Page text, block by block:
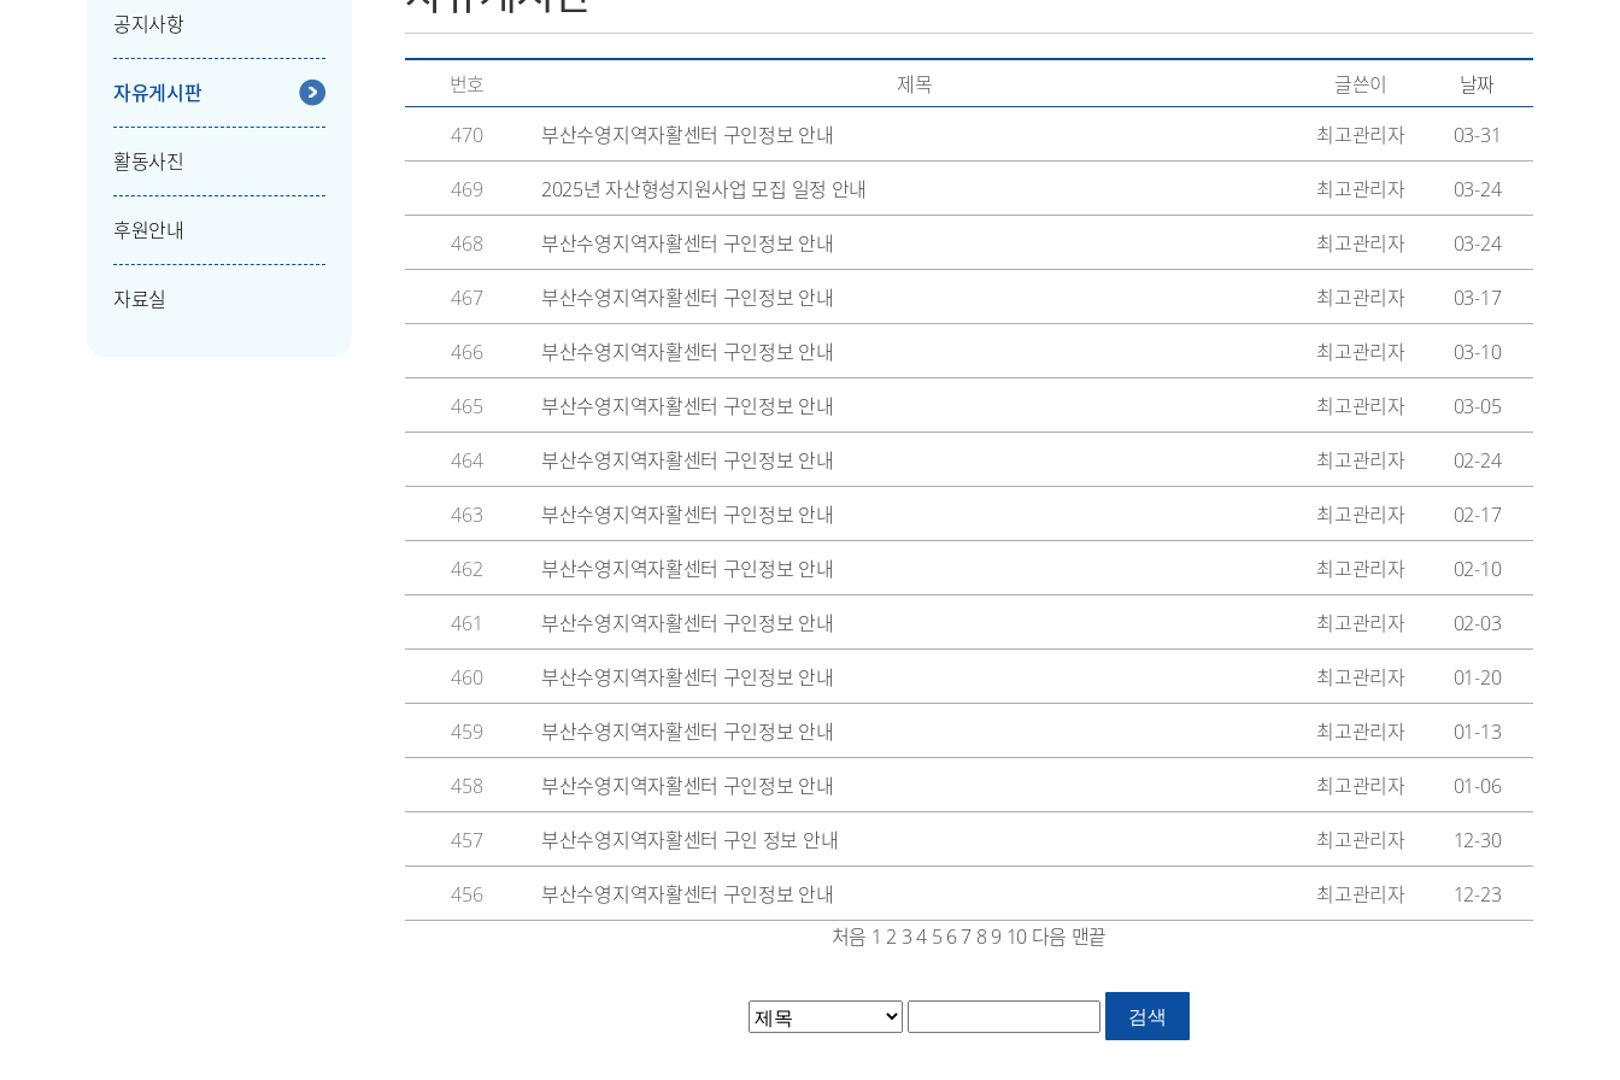
공지사항
자유게시판
활동사진
후원안내
자료실
번호 제목 글쓴이
날짜
470
부산수영지역자활센터 구인정보 안내 최고관리자 03-31
469 2025년 자산형성지원사업 모집 일정 안내 최고관리자 03-24
468 부산수영지역자활센터 구인정보 안내 최고관리자 03-24
467 부산수영지역자활센터 구인정보 안내 최고관리자 03-17
466 부산수영지역자활센터 구인정보 안내 최고관리자 03-10
465 부산수영지역자활센터 구인정보 안내 최고관리자 03-05
464 부산수영지역자활센터 구인정보 안내 최고관리자 02-24
463 부산수영지역자활센터 구인정보 안내 최고관리자 02-17
462 부산수영지역자활센터 구인정보 안내 최고관리자 02-10
461 부산수영지역자활센터 구인정보 안내 최고관리자 02-03
460 부산수영지역자활센터 구인정보 안내 최고관리자 01-20
459 부산수영지역자활센터 구인정보 안내 최고관리자 01-13
458 부산수영지역자활센터 구인정보 안내 최고관리자 01-06
457 부산수영지역자활센터 구인 정보 안내 최고관리자 12-30
456 부산수영지역자활센터 구인정보 안내 최고관리자
12-23
처음 1 2 34 5 67 8 9 10 다음 맨끝